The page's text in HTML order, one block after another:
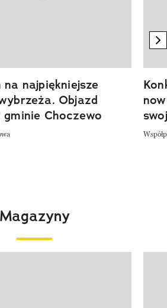
najpiękniejsze
Objazd
gminie Choczewo
Magazyny